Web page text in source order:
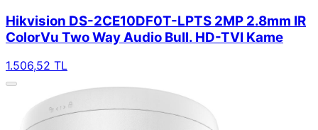
Hikvision DS-2CE10DF0T-LPTS 2MP 2.8mm IR
ColorVu Two Way Audio Bull. HD-TVI Kame
1.506,52 TL